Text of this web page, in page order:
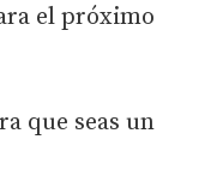
el próximo
que seas un